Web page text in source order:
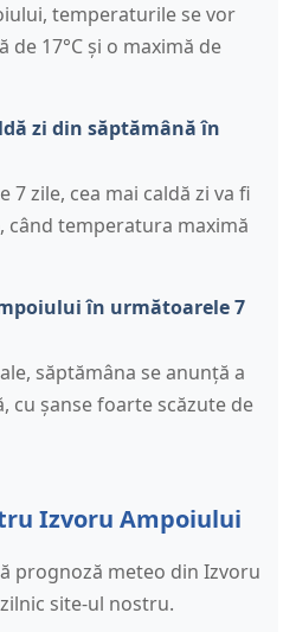
temperaturile se vor
17°C și o maximă de
zi din săptămână în
zile, cea mai caldă zi va fi
când temperatura maximă
în următoarele 7
săptămâna se anunță a
cu șanse foarte scăzute de
Izvoru Ampoiului
prognoză meteo din Izvoru
site-ul nostru.